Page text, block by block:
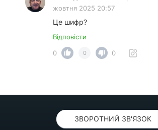
жовтня 2025 20:57
Це шифр?
Відповісти
0
0 0
ЗВОРОТНИЙ ЗВ'ЯЗОК